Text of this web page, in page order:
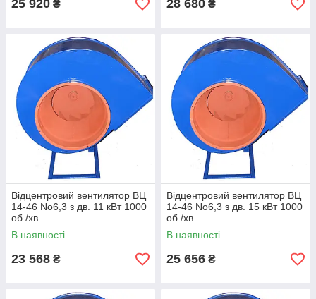
25 920 ₴ 28 680 ₴
Відцентровий вентилятор ВЦ
14-46 No6,3 з дв. 11 кВт 1000
об./хв
В наявності
23 568 ₴
Відцентровий вентилятор ВЦ
14-46 No6,3 з дв. 15 кВт 1000
об./хв
В наявності
25 656 ₴